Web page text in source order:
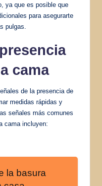
ya que es posible que
para asegurarte
pulgas.
cama
de la presencia de
medidas rápidas y
señales más comunes
cama incluyen:
la basura